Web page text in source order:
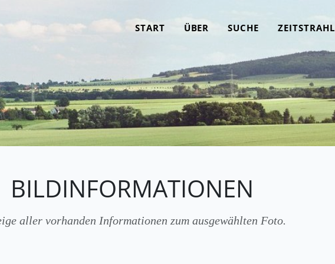
START ÜBER SUCHE ZEITSTRAHL
BILDINFORMATIONEN
aller vorhanden Informationen zum ausgewählten Foto.